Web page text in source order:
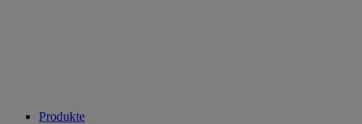
Produkte